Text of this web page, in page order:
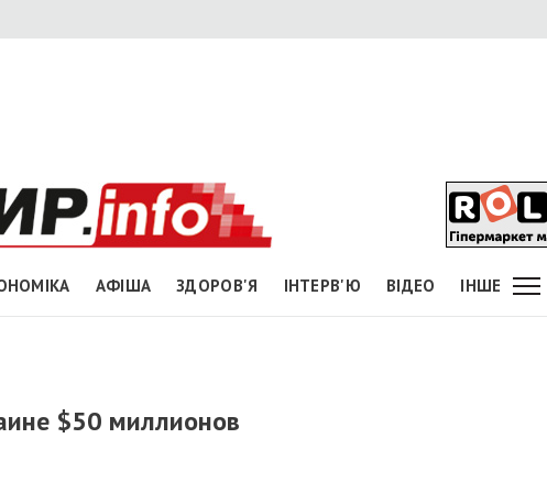
АФІША ЗДОРОВ'Я ІНТЕРВ'Ю ВІДЕО ІНШЕ
$50 миллионов